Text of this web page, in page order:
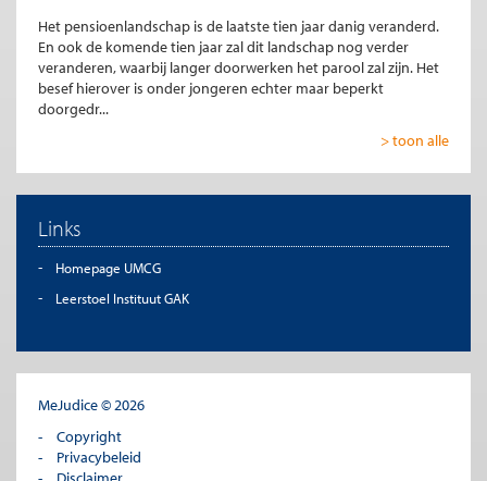
Het pensioenlandschap is de laatste tien jaar danig veranderd.
En ook de komende tien jaar zal dit landschap nog verder
veranderen, waarbij langer doorwerken het parool zal zijn. Het
besef hierover is onder jongeren echter maar beperkt
doorgedr...
> toon alle
Links
Homepage UMCG
Leerstoel Instituut GAK
MeJudice © 2026
Copyright
Privacybeleid